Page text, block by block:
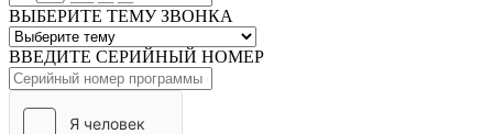
ВЫБЕРИТЕ ТЕМУ ЗВОНКА
ВВЕДИТЕ СЕРИЙНЫЙ НОМЕР